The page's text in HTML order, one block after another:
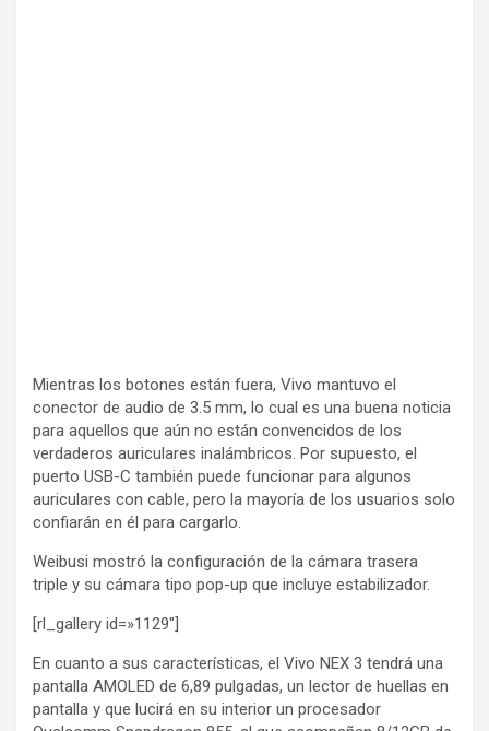
Mientras los botones están fuera, Vivo mantuvo el
conector de audio de 3.5 mm, lo cual es una buena noticia
para aquellos que aún no están convencidos de los
verdaderos auriculares inalámbricos. Por supuesto, el
puerto USB-C también puede funcionar para algunos
auriculares con cable, pero la mayoría de los usuarios solo
confiarán en él para cargarlo.
Weibusi mostró la configuración de la cámara trasera
triple y su cámara tipo pop-up que incluye estabilizador.
[rl_gallery id=»1129″]
En cuanto a sus características, el Vivo NEX 3 tendrá una
pantalla AMOLED de 6,89 pulgadas, un lector de huellas en
pantalla y que lucirá en su interior un procesador